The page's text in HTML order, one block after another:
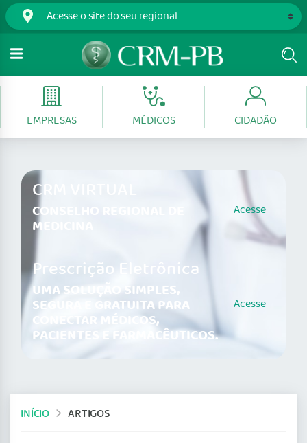
EMPRESAS MÉDICOS CIDADÃO
CRM VIRTUAL
CONSELHO REGIONAL DE
MEDICINA
Acesse
Prescrição Eletrônica
UMA SOLUÇÃO SIMPLES,
SEGURA E GRATUITA PARA
CONECTAR MÉDICOS,
PACIENTES E FARMACÊUTICOS.
Acesse
INÍCIO ARTIGOS